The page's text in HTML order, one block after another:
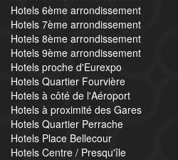
Hotels 6ème arrondissement
Hotels 7ème arrondissement
Hotels 8ème arrondissement
Hotels 9ème arrondissement
Hotels proche d'Eurexpo
Hotels Quartier Fourvière
Hotels à côté de l'Aéroport
Hotels à proximité des Gares
Hotels Quartier Perrache
Hotels Place Bellecour
Hotels Centre / Presqu'île